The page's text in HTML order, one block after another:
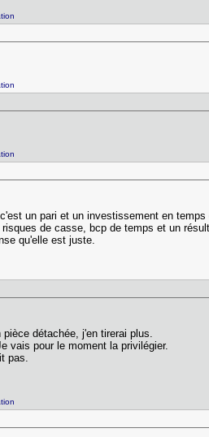
un pari et un investissement en
de casse, bcp de temps et un
qu'elle est juste.
détachée, j'en tirerai plus.
vais pour le moment la privilégier.
pas.